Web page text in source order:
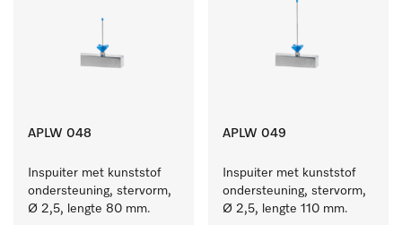
APLW 048
Inspuiter met kunststof
ondersteuning, stervorm,
Ø 2,5, lengte 80 mm.
APLW 049
Inspuiter met kunststof
ondersteuning, stervorm,
Ø 2,5, lengte 110 mm.